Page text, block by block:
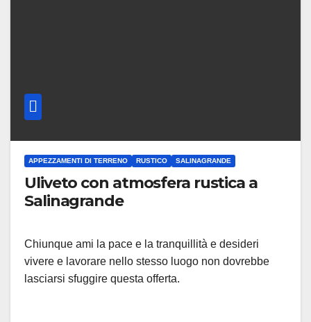
APPEZZAMENTI DI TERRENO RUSTICO SALINAGRANDE
Uliveto con atmosfera rustica a
Salinagrande
Chiunque ami la pace e la tranquillità e desideri
vivere e lavorare nello stesso luogo non dovrebbe
lasciarsi sfuggire questa offerta.